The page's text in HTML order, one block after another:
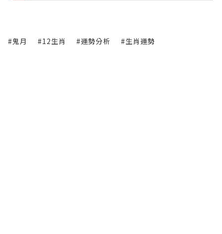
#鬼月 #12生肖 #運勢分析 #生肖運勢